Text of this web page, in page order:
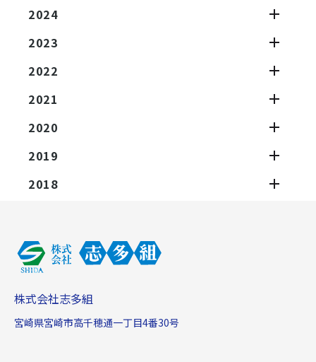
2024
2023
2022
2021
2020
2019
2018
株式会社志多組
宮崎県宮崎市高千穂通一丁目4番30号